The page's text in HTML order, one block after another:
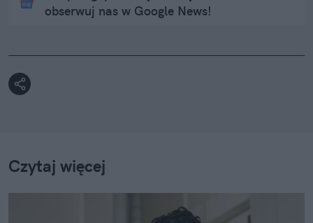
obserwuj nas w Google News!
Czytaj więcej